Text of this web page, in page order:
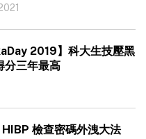
2019】科大生技壓黑
分三年最高
HIBP 檢查密碼外洩大法